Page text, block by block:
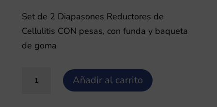
Set de 2 Diapasones Reductores de
Cellulitis CON pesas, con funda y baqueta
de goma
Añadir al carrito